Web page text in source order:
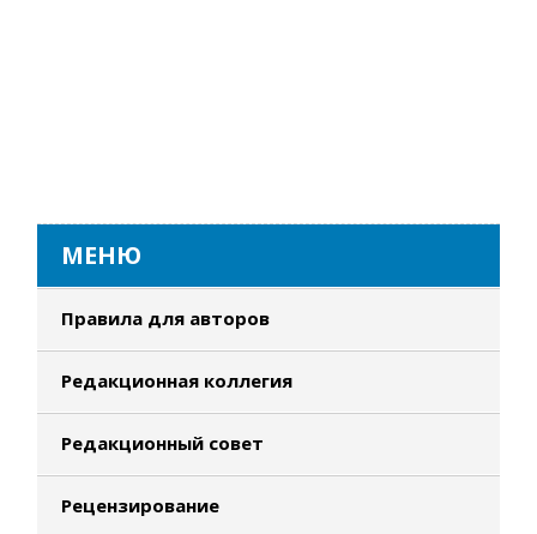
МЕНЮ
Правила для авторов
Редакционная коллегия
Редакционный совет
Рецензирование